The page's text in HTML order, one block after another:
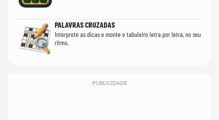
PALAVRAS CRUZADAS
Interprete as dicas e monte o tabuleiro letra por letra, no seu
ritmo.
PUBLICIDADE